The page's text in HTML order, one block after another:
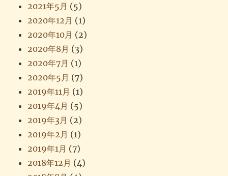
2021年5月 (5)
2020年12月 (1)
2020年10月 (2)
2020年8月 (3)
2020年7月 (1)
2020年5月 (7)
2019年11月 (1)
2019年4月 (5)
2019年3月 (2)
2019年2月 (1)
2019年1月 (7)
2018年12月 (4)